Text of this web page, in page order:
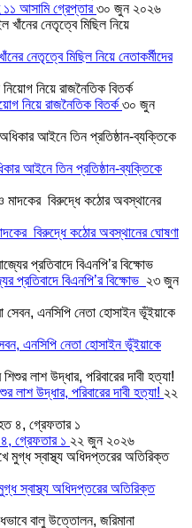
১১ আসামি গ্রেপ্তার৩০ জুন ২০২৬
নেতৃত্বে মিছিল নিয়ে নেতাকর্মীদের
নিয়ে রাজনৈতিক বিতর্ক ৩০ জুন
আইনে তিন প্রতিষ্ঠান-ব্যক্তিকে
বিরুদ্ধে কঠোর অবস্থানের ঘোষণা
প্রতিবাদে বিএনপি’র বিক্ষোভ ২৩ জুন
এনসিপি নেতা হোসাইন ভূঁইয়াকে
লাশ উদ্ধার, পরিবারের দাবী হত্যা! ২২
গ্রেফতার ১ ২২ জুন ২০২৬
স্বাস্থ্য অধিদপ্তরের অতিরিক্ত